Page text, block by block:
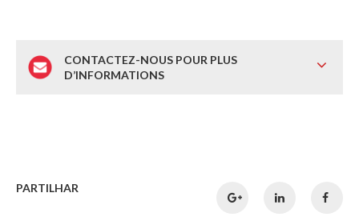
CONTACTEZ-NOUS POUR PLUS
D’INFORMATIONS
PARTILHAR